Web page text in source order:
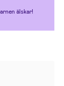
älskar!